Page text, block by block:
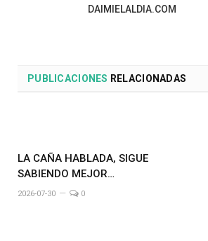
DAIMIELALDIA.COM
PUBLICACIONES RELACIONADAS
LA CAÑA HABLADA, SIGUE
SABIENDO MEJOR…
2026-07-30 0